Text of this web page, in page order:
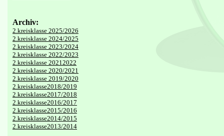
Archiv:
2.kreisklasse 2025/2026
2.kreisklasse 2024/2025
2.kreisklasse 2023/2024
2.kreisklasse 2022/2023
2.kreisklasse 20212022
2.kreisklasse 2020/2021
2.kreisklasse 2019/2020
2.kreisklasse2018/2019
2.kreisklasse2017/2018
2.kreisklasse2016/2017
2.kreisklasse2015/2016
2.kreisklasse2014/2015
2.kreisklasse2013/2014